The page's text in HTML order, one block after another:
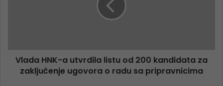
Vlada HNK-a utvrdila listu od 200 kandidata za
zaključenje ugovora o radu sa pripravnicima